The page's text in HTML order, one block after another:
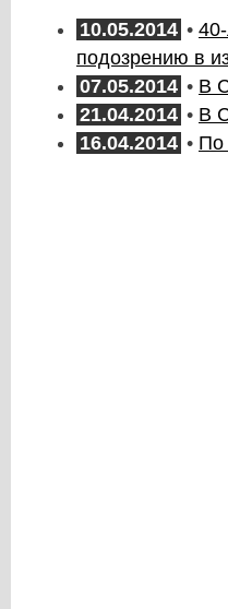
10.05.2014 •
подозрению в
07.05.2014 • В
21.04.2014 • В
16.04.2014 • По